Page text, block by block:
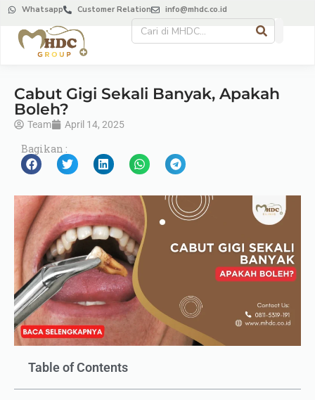
Whatsapp Customer Relation info@mhdc.co.id
Cabut Gigi Sekali Banyak, Apakah
Boleh?
Team April 14, 2025
Bagikan :
Table of Contents